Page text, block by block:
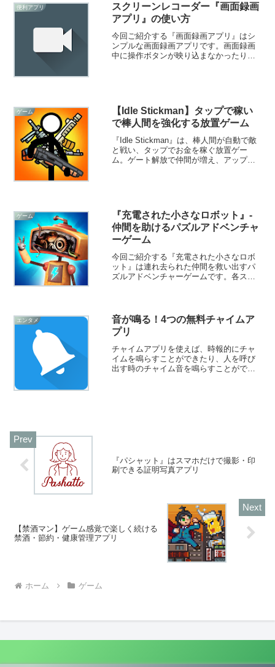
便利アプリ
スクリーンレコーダー『画面録画
アプリ』の使い方
今回ご紹介する『画面録画アプリ』はシ
ンプルな画面録画アプリです。画面録画
中に操作ボタンが映り込まなかったり、
ゲーム
【Idle Stickman】タップで稼い
で棒人間を強化する放置ゲーム
『Idle Stickman』は、棒人間が自動で敵
と戦い、タップでお金を稼ぐ放置ゲー
ム。ゲート解放で仲間が増え、アップグ
ゲーム
『充電された小さなロボット』-
仲間を助けるパズルアドベンチャ
ーゲーム
今回ご紹介する『充電された小さなロボ
ット』は連れ去られた仲間を救い出すパ
ズルアドベンチャーゲームです。各ステ
エンタメ
音が鳴る！4つの無料チャイムア
プリ
チャイムアプリを使えば、時報的にチャ
イムを鳴らすことができたり、人を呼び
出す時のチャイム音を鳴らすことができ
『パシャット』はスマホだけで撮影・印
刷できる証明写真アプリ
【禁酒マン】ゲーム感覚で楽しく続ける
禁酒・節約・健康管理アプリ
ホーム ゲーム